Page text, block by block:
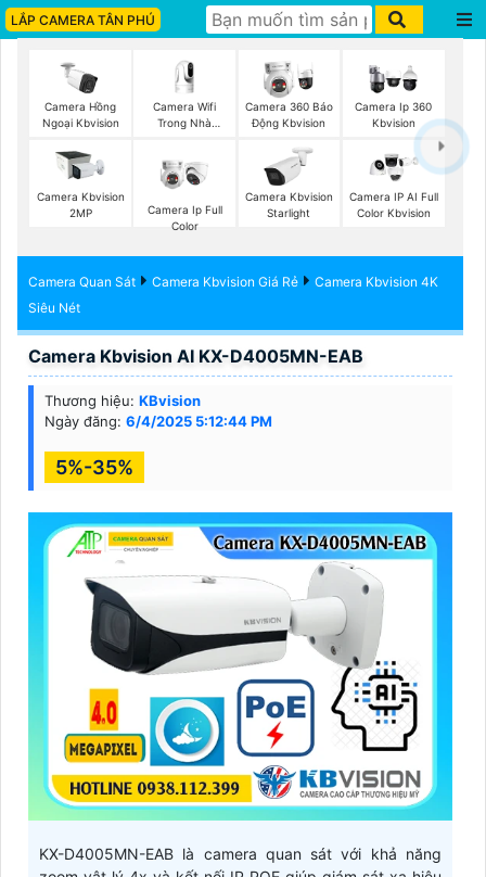
LẮP CAMERA TÂN PHÚ
Camera Hồng
Ngoại Kbvision
Camera Wifi
Trong Nhà
Camera 360 Báo
Động Kbvision
Camera Ip 360
Kbvision
Camera Kbvision
2MP
Camera Ip Full
Color
Camera Kbvision
Starlight
Camera IP AI Full
Color Kbvision
Camera Quan Sát Camera Kbvision Giá Rẻ
Camera Kbvision 4K
Siêu Nét
Camera Kbvision AI KX-D4005MN-EAB
Thương hiệu: KBvision
Ngày đăng: 6/4/2025 5:12:44 PM
5%-35%
KX-D4005MN-EAB là camera quan sát với khả năng